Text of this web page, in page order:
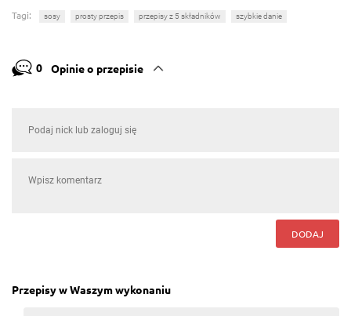
Tagi: sosy prosty przepis przepisy z 5 składników szybkie danie
0 Opinie o przepisie
DODAJ
Przepisy w Waszym wykonaniu